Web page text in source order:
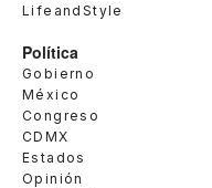
LifeandStyle
Política
Gobierno
México
Congreso
CDMX
Estados
Opinión